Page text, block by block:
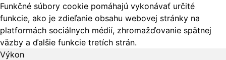
Funkčné súbory cookie pomáhajú vykonávať určité
funkcie, ako je zdieľanie obsahu webovej stránky na
platformách sociálnych médií, zhromažďovanie spätnej
väzby a ďalšie funkcie tretích strán.
Výkon